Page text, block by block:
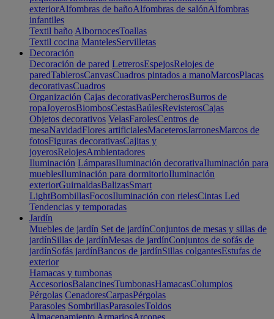
exteriorAlfombras de bañoAlfombras de salónAlfombras
infantiles
Textil baño AlbornocesToallas
Textil cocina MantelesServilletas
Decoración
Decoración de pared LetrerosEspejosRelojes de
paredTablerosCanvasCuadros pintados a manoMarcosPlacas
decorativasCuadros
Organización Cajas decorativasPercherosBurros de
ropaJoyerosBiombosCestasBaúlesRevisterosCajas
Objetos decorativos VelasFarolesCentros de
mesaNavidadFlores artificialesMaceterosJarronesMarcos de
fotosFiguras decorativasCajitas y
joyerosRelojesAmbientadores
Iluminación LámparasIluminación decorativaIluminación para
mueblesIluminación para dormitorioIluminación
exteriorGuirnaldasBalizasSmart
LightBombillasFocosIluminación con rielesCintas Led
Tendencias y temporadas
Jardín
Muebles de jardín Set de jardínConjuntos de mesas y sillas de
jardínSillas de jardínMesas de jardínConjuntos de sofás de
jardínSofás jardínBancos de jardínSillas colgantesEstufas de
exterior
Hamacas y tumbonas
AccesoriosBalancinesTumbonasHamacasColumpios
Pérgolas CenadoresCarpasPérgolas
Parasoles SombrillasParasolesToldos
Almacenamiento ArmariosArcones